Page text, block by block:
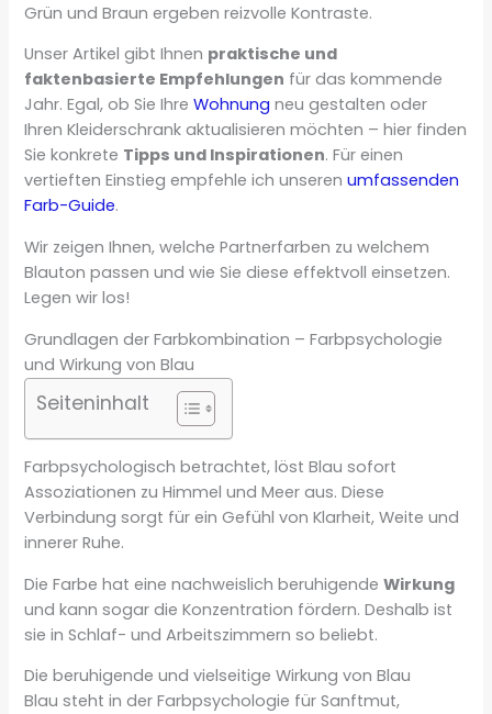
Grün und Braun ergeben reizvolle Kontraste.
Unser Artikel gibt Ihnen praktische und
faktenbasierte Empfehlungen für das kommende
Jahr. Egal, ob Sie IhreWohnung neu gestalten oder
Ihren Kleiderschrank aktualisieren möchten – hier finden
Sie konkrete Tipps und Inspirationen. Für einen
vertieften Einstieg empfehle ich unserenumfassenden
Farb-Guide.
Wir zeigen Ihnen, welche Partnerfarben zu welchem
Blauton passen und wie Sie diese effektvoll einsetzen.
Legen wir los!
Grundlagen der Farbkombination – Farbpsychologie
und Wirkung von Blau
Seiteninhalt
Farbpsychologisch betrachtet, löst Blau sofort
Assoziationen zu Himmel und Meer aus. Diese
Verbindung sorgt für ein Gefühl von Klarheit, Weite und
innerer Ruhe.
Die Farbe hat eine nachweislich beruhigendeWirkung
und kann sogar die Konzentration fördern. Deshalb ist
sie in Schlaf- und Arbeitszimmern so beliebt.
Die beruhigende und vielseitige Wirkung von Blau
Blau steht in der Farbpsychologie für Sanftmut,